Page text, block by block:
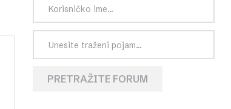
PRETRAŽITE FORUM